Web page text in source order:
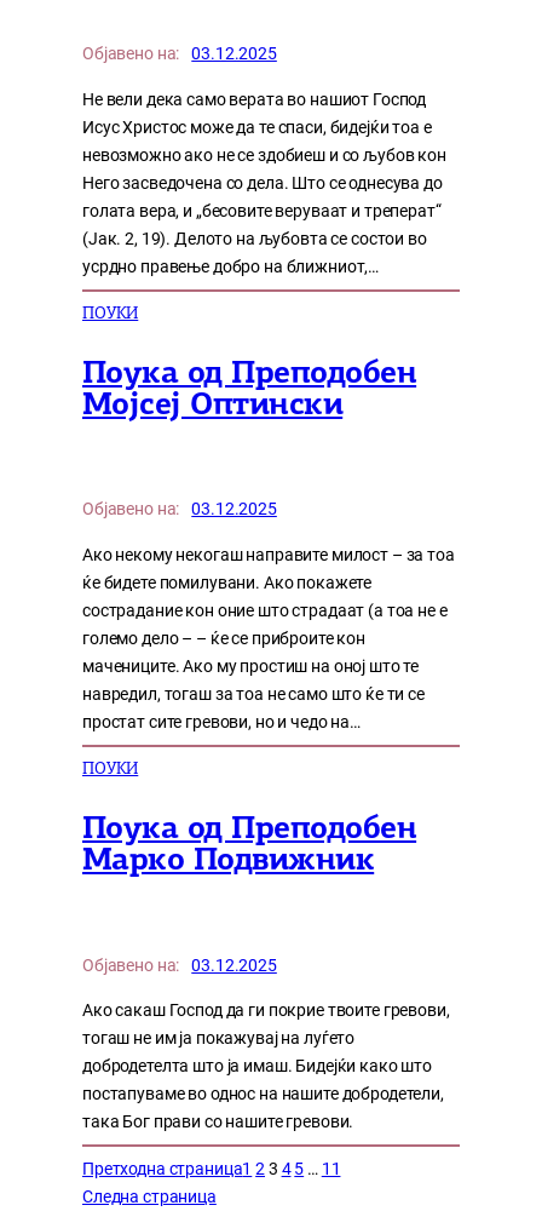
Објавено на: 03.12.2025
Не вели дека само верата во нашиот Господ
Исус Христос може да те спаси, бидејќи тоа е
невозможно ако не се здобиеш и со љубов кон
Него засведочена со дела. Што се однесува до
голата вера, и „бесовите веруваат и треперат“
(Јак. 2, 19). Делото на љубовта се состои во
усрдно правење добро на ближниот,…
ПОУКИ
Поука од Преподобен
Мојсеј Оптински
Објавено на: 03.12.2025
Ако некому некогаш направите милост – за тоа
ќе бидете помилувани. Ако покажете
сострадание кон оние што страдаат (а тоа не е
големо дело – – ќе се приброите кон
мачениците. Ако му простиш на оној што те
навредил, тогаш за тоа не само што ќе ти се
простат сите гревови, но и чедо на…
ПОУКИ
Поука од Преподобен
Марко Подвижник
Објавено на: 03.12.2025
Ако сакаш Господ да ги покрие твоите гревови,
тогаш не им ја покажувај на луѓето
добродетелта што ја имаш. Бидејќи како што
постапуваме во однос на нашите добродетели,
така Бог прави со нашите гревови.
Претходна страница1 23 4 5 … 11
Следна страница